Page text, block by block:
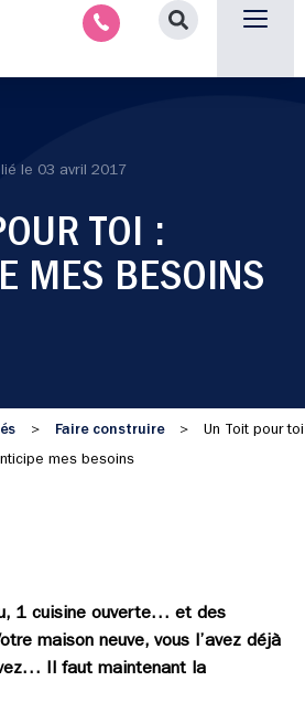
le 03 avril 2017
TOI :
MES BESOINS
> Faire construire > Un Toit pour toi
mes besoins
1 cuisine ouverte… et des
maison neuve, vous l’avez déjà
Il faut maintenant la